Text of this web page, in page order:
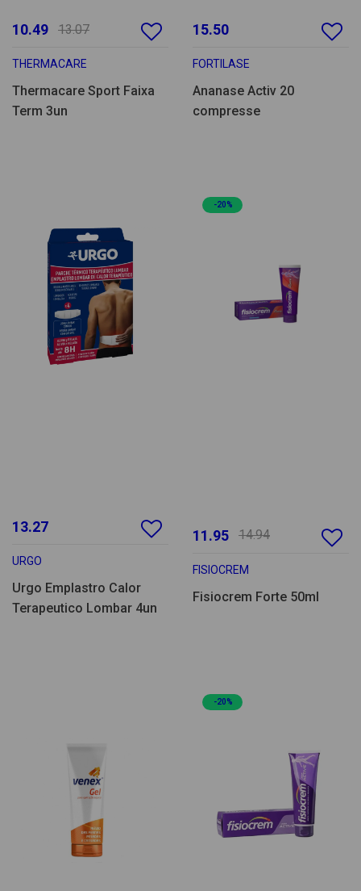
10.49 13.07
THERMACARE
Thermacare Sport Faixa
Term 3un
15.50
FORTILASE
Ananase Activ 20
compresse
13.27
URGO
Urgo Emplastro Calor
Terapeutico Lombar 4un
-20%
11.95 14.94
FISIOCREM
Fisiocrem Forte 50ml
-20%